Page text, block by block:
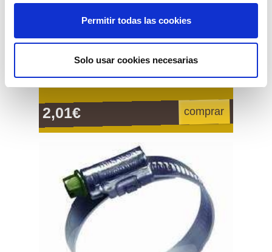
Permitir todas las cookies
Solo usar cookies necesarias
abrazadera supra w2 23-25mm.
2,01€ comprar